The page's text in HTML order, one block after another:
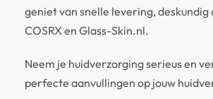
geniet van snelle levering,
COSRX en Glass-Skin.nl.
Neem je huidverzorging serieus en
perfecte aanvullingen op jouw